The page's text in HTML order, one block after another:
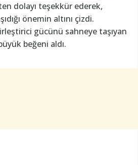
dolayı teşekkür ederek,
önemin altını çizdi.
gücünü sahneye taşıyan
beğeni aldı.